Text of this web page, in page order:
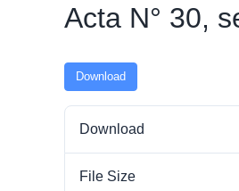
Acta N° 30,
Download
Download
File Size